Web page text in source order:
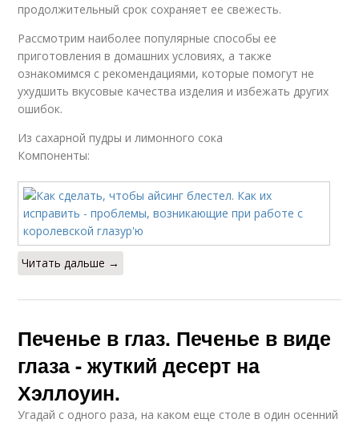
продолжительный срок сохраняет ее свежесть.
Рассмотрим наиболее популярные способы ее
приготовления в домашних условиях, а также
ознакомимся с рекомендациями, которые помогут не
ухудшить вкусовые качества изделия и избежать других
ошибок.
Из сахарной пудры и лимонного сока
Компоненты:
Читать дальше →
Печенье в глаз. Печенье в виде
глаза - жуткий десерт на
Хэллоуин.
Угадай с одного раза, на каком еще столе в один осенний